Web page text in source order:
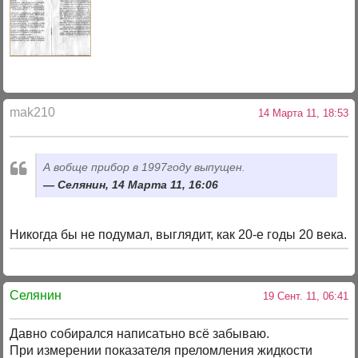
mak210 14 Марта 11, 18:53
А вобще прибор в 1997году выпущен.
Селянин, 14 Марта 11, 16:06
Никогда бы не подумал, выглядит, как 20-е годы 20 века.
Селянин 19 Сент. 11, 06:41
Давно собирался написатьно всё забываю.
При измерении показателя преломления жидкости